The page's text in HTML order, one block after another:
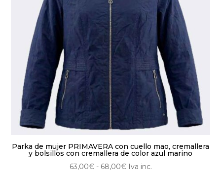
Parka de mujer PRIMAVERA con cuello mao, cremallera
y bolsillos con cremallera de color azul marino
63,00€ - 68,00€Rango
Iva inc.